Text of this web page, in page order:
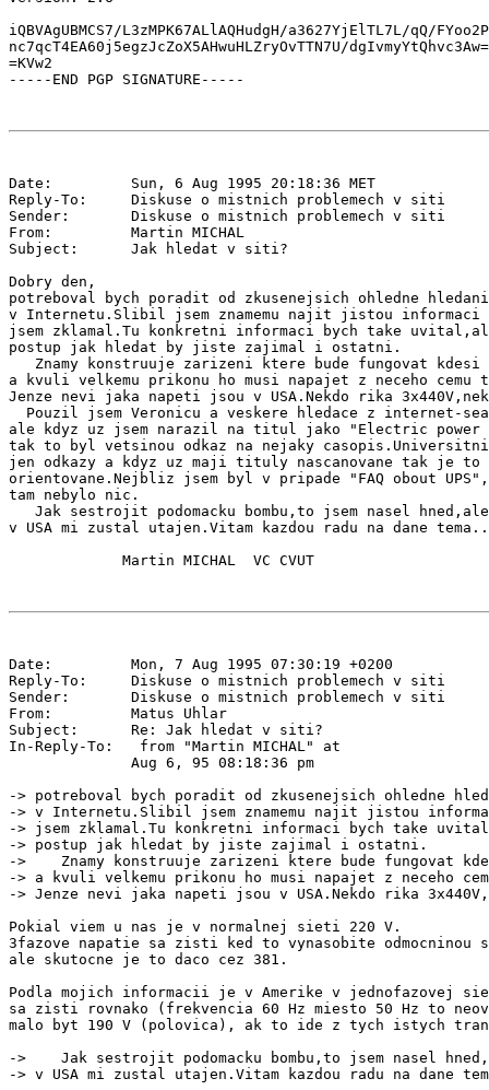
iQBVAgUBMCS7/L3zMPK67ALlAQHudgH/a3627YjElTL7L/qQ/
nc7qcT4EA60j5egzJcZoX5AHwuHLZryOvTTN7U/
=KVw2
Date:         Sun, 6 Aug 1995 20:18:36 MET
Reply-To:     Diskuse o mistnich problemech v siti
Sender:       Diskuse o mistnich problemech v siti
From:         Martin MICHAL
Subject:      Jak hledat v siti?
Dobry den,
potreboval bych poradit od zkusenejsich ohledne
v Internetu.Slibil jsem znamemu najit jistou informaci
jsem zklamal.Tu konkretni informaci bych take
postup jak hledat by jiste zajimal i ostatni.
Znamy konstruuje zarizeni ktere bude fungovat kdesi
a kvuli velkemu prikonu ho musi napajet z neceho cemu
Jenze nevi jaka napeti jsou v USA.Nekdo rika
Pouzil jsem Veronicu a veskere hledace z internet-
ale kdyz uz jsem narazil na titul jako "Electric
tak to byl vetsinou odkaz na nejaky
jen odkazy a kdyz uz maji tituly nascanovane tak je
orientovane.Nejbliz jsem byl v pripade "FAQ obout
tam nebylo nic.
Jak sestrojit podomacku bombu,to jsem nasel
v USA mi zustal utajen.Vitam kazdou radu na dane
Date:         Mon, 7 Aug 1995 07:30:19 +0200
Reply-To:     Diskuse o mistnich problemech v siti
Sender:       Diskuse o mistnich problemech v siti
From:         Matus Uhlar
Subject:      Re: Jak hledat v siti?
In-Reply-To:
from "Martin MICHAL" at
              Aug 6, 95 08:18:36 pm
-> potreboval bych poradit od zkusenejsich ohledne
-> v Internetu.Slibil jsem znamemu najit jistou
-> jsem zklamal.Tu konkretni informaci bych take
-> postup jak hledat by jiste zajimal i ostatni.
->    Znamy konstruuje zarizeni ktere bude fungovat
-> a kvuli velkemu prikonu ho musi napajet z neceho
-> Jenze nevi jaka napeti jsou v USA.Nekdo rika
Pokial viem u nas je v normalnej sieti 220 V.
3fazove napatie sa zisti ked to vynasobite odmocninou
ale skutocne je to daco cez 381.
Podla mojich informacii je v Amerike v jednofazovej
sa zisti rovnako (frekvencia 60 Hz miesto 50 Hz to
malo byt 190 V (polovica), ak to ide z tych istych
->    Jak sestrojit podomacku bombu,to jsem nasel
-> v USA mi zustal utajen.Vitam kazdou radu na dane